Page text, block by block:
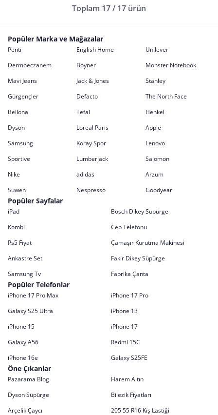
Toplam 17 / 17 ürün
Popüler Marka ve Mağazalar
Penti English Home
Unilever
Dermoeczanem
Boyner
Monster Notebook
Mavi Jeans
Jack & Jones
Stanley
Gürgençler
Defacto
The North Face
Bellona
Tefal
Henkel
Dyson
Loreal Paris
Apple
Samsung
Koray Spor
Lenovo
Sportive
Lumberjack
Salomon
Nike
adidas
Arzum
Suwen
Nespresso Goodyear
Popüler Sayfalar
iPad
Bosch Dikey Süpürge
Kombi
Cep Telefonu
Ps5 Fiyat
Çamaşır Kurutma Makinesi
Ankastre Set
Fakir Dikey Süpürge
Samsung Tv
Fabrika Çanta
Popüler Telefonlar
iPhone 17 Pro Max
iPhone 17 Pro
Galaxy S25 Ultra
iPhone 13
iPhone 15
iPhone 17
Galaxy A56
Redmi 15C
iPhone 16e
Galaxy S25FE
Öne Çıkanlar
Pazarama Blog
Harem Altın
Dyson Süpürge
Bilezik Fiyatları
Arçelik Çaycı
205 55 R16 Kış Lastiği